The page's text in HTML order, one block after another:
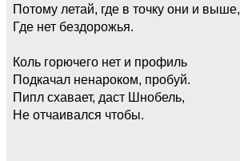
Потому летай, где в точку они и выше,
Где нет бездорожья.
Коль горючего нет и профиль
Подкачал ненароком, пробуй.
Пипл схавает, даст Шнобель,
Не отчаивался чтобы.